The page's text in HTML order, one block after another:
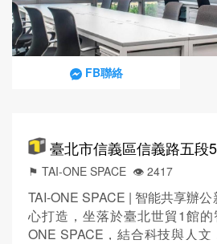
FB聯絡
臺北市信義區信義路五段
⚑ TAI-ONE SPACE 👁️‍ 2417
TAI-ONE SPACE | 智能共享辦
心打造，坐落於臺北世貿1館
ONE SPACE，結合科技與人